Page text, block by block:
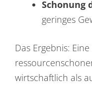
Schonung
geringes
Das Ergebnis:
wirtschaftlich als